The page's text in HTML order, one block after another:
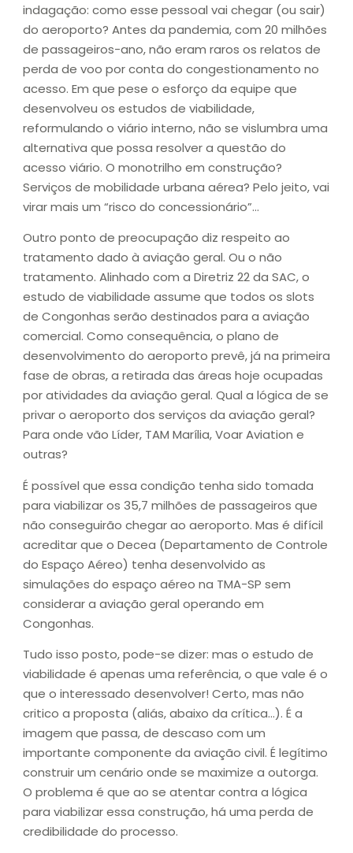
indagação: como esse pessoal vai chegar (ou sair)
do aeroporto? Antes da pandemia, com 20 milhões
de passageiros-ano, não eram raros os relatos de
perda de voo por conta do congestionamento no
acesso. Em que pese o esforço da equipe que
desenvolveu os estudos de viabilidade,
reformulando o viário interno, não se vislumbra uma
alternativa que possa resolver a questão do
acesso viário. O monotrilho em construção?
Serviços de mobilidade urbana aérea? Pelo jeito, vai
virar mais um “risco do concessionário”…
Outro ponto de preocupação diz respeito ao
tratamento dado à aviação geral. Ou o não
tratamento. Alinhado com a Diretriz 22 da SAC, o
estudo de viabilidade assume que todos os slots
de Congonhas serão destinados para a aviação
comercial. Como consequência, o plano de
desenvolvimento do aeroporto prevê, já na primeira
fase de obras, a retirada das áreas hoje ocupadas
por atividades da aviação geral. Qual a lógica de se
privar o aeroporto dos serviços da aviação geral?
Para onde vão Líder, TAM Marília, Voar Aviation e
outras?
É possível que essa condição tenha sido tomada
para viabilizar os 35,7 milhões de passageiros que
não conseguirão chegar ao aeroporto. Mas é difícil
acreditar que o Decea (Departamento de Controle
do Espaço Aéreo) tenha desenvolvido as
simulações do espaço aéreo na TMA-SP sem
considerar a aviação geral operando em
Congonhas.
Tudo isso posto, pode-se dizer: mas o estudo de
viabilidade é apenas uma referência, o que vale é o
que o interessado desenvolver! Certo, mas não
critico a proposta (aliás, abaixo da crítica…). É a
imagem que passa, de descaso com um
importante componente da aviação civil. É legítimo
construir um cenário onde se maximize a outorga.
O problema é que ao se atentar contra a lógica
para viabilizar essa construção, há uma perda de
credibilidade do processo.